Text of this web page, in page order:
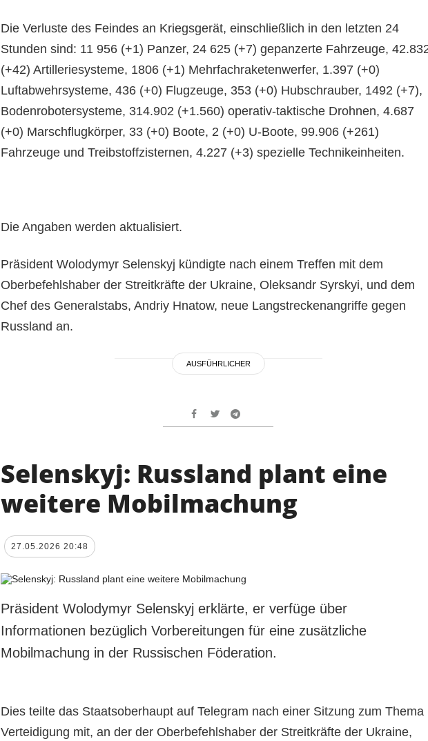
Die Verluste des Feindes an Kriegsgerät, einschließlich in den letzten 24
Stunden sind: 11 956 (+1) Panzer, 24 625 (+7) gepanzerte Fahrzeuge,
(+42) Artilleriesysteme, 1806 (+1) Mehrfachraketenwerfer, 1.397 (+0)
Luftabwehrsysteme, 436 (+0) Flugzeuge, 353 (+0) Hubschrauber, 1492 (+7),
Bodenrobotersysteme, 314.902 (+1.560) operativ-taktische Drohnen, 4.687
(+0) Marschflugkörper, 33 (+0) Boote, 2 (+0) U-Boote, 99.906 (+261)
Fahrzeuge und Treibstoffzisternen, 4.227 (+3) spezielle Technikeinheiten.
Die Angaben werden aktualisiert.
Präsident Wolodymyr Selenskyj kündigte nach einem Treffen mit dem
Oberbefehlshaber der Streitkräfte der Ukraine, Oleksandr Syrskyi, und dem
Chef des Generalstabs, Andriy Hnatow, neue Langstreckenangriffe gegen
Russland an.
AUSFÜHRLICHER
Selenskyj: Russland plant eine
weitere Mobilmachung
27.05.2026 20:48
Präsident Wolodymyr Selenskyj erklärte, er verfüge über
Informationen bezüglich Vorbereitungen für eine zusätzliche
Mobilmachung in der Russischen Föderation.
Dies teilte das Staatsoberhaupt auf Telegram nach einer Sitzung zum Thema
Verteidigung mit, an der der Oberbefehlshaber der Streitkräfte der Ukraine,